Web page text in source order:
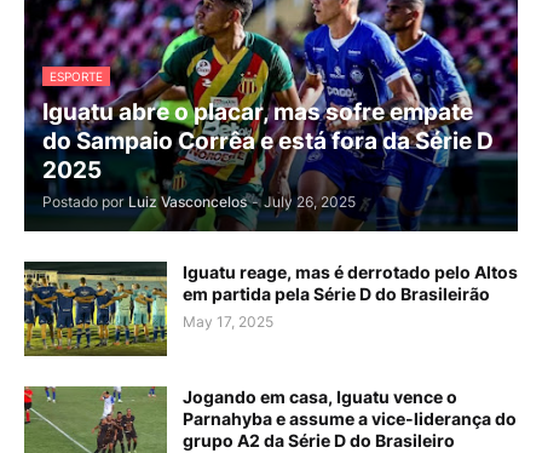
ESPORTE
Iguatu abre o placar, mas sofre empate
do Sampaio Corrêa e está fora da Série D
2025
Postado por Luiz Vasconcelos - July 26, 2025
Iguatu reage, mas é derrotado pelo Altos
em partida pela Série D do Brasileirão
May 17, 2025
Jogando em casa, Iguatu vence o
Parnahyba e assume a vice-liderança do
grupo A2 da Série D do Brasileiro